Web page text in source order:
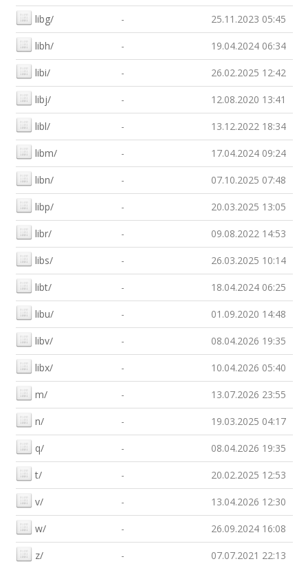
libg/ - 25.11.2023 05:45
libh/ - 19.04.2024 06:34
libi/ - 26.02.2025 12:42
libj/ - 12.08.2020 13:41
libl/ - 13.12.2022 18:34
libm/ - 17.04.2024 09:24
libn/ - 07.10.2025 07:48
libp/ - 20.03.2025 13:05
libr/ - 09.08.2022 14:53
libs/ - 26.03.2025 10:14
libt/ - 18.04.2024 06:25
libu/ - 01.09.2020 14:48
libv/ - 08.04.2026 19:35
libx/ - 10.04.2026 05:40
m/ - 13.07.2026 23:55
n/ - 19.03.2025 04:17
q/ - 08.04.2026 19:35
t/ - 20.02.2025 12:53
v/ - 13.04.2026 12:30
w/ - 26.09.2024 16:08
z/ - 07.07.2021 22:13